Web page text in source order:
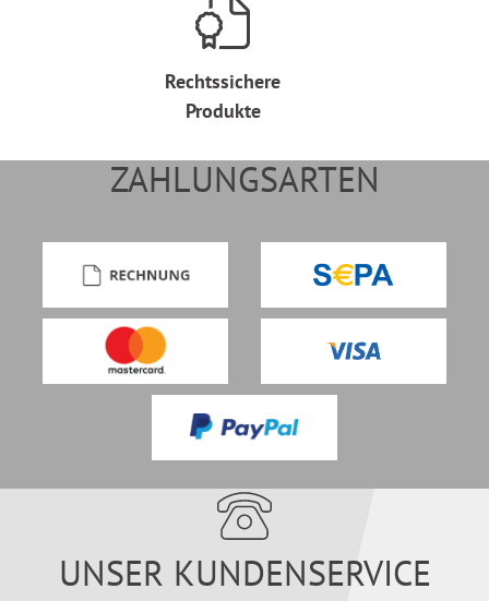
Rechtssichere
Produkte
ZAHLUNGSARTEN
UNSER KUNDENSERVICE